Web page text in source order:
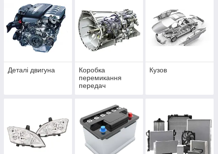
Деталі двигуна
Коробка
перемикання
передач
Кузов